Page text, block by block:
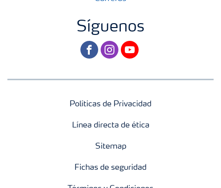
Síguenos
facebookinstagram
youtube
Políticas de Privacidad
Línea directa de ética
Sitemap
Fichas de seguridad